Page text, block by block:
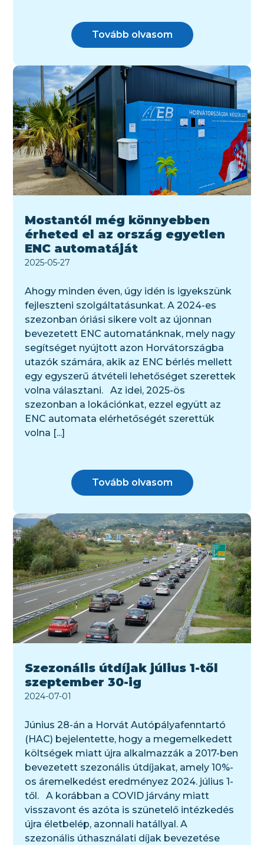
Tovább olvasom
Mostantól még könnyebben
érheted el az ország egyetlen
ENC automatáját
2025-05-27
Ahogy minden éven, úgy idén is igyekszünk
fejleszteni szolgáltatásunkat. A 2024-es
szezonban óriási sikere volt az újonnan
bevezetett ENC automatánknak, mely nagy
segítséget nyújtott azon Horvátországba
utazók számára, akik az ENC bérlés mellett
egy egyszerű átvételi lehetőséget szerettek
volna választani. Az idei, 2025-ös
szezonban a lokációnkat, ezzel együtt az
ENC automata elérhetőségét szerettük
volna [...]
Tovább olvasom
Szezonális útdíjak július 1-től
szeptember 30-ig
2024-07-01
Június 28-án a Horvát Autópályafenntartó
(HAC) bejelentette, hogy a megemelkedett
költségek miatt újra alkalmazzák a 2017-ben
bevezetett szezonális útdíjakat, amely 10%-
os áremelkedést eredményez 2024. július 1-
től. A korábban a COVID járvány miatt
visszavont és azóta is szünetelő intézkedés
újra életbelép, azonnali hatállyal. A
szezonális úthasználati díjak bevezetése